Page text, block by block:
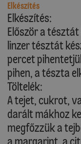
Elkészítés
Elkészítés:
Először a
linzer tésztát
percet
pihen, a tészta
Töltelék:
A tejet, cukrot,
darált mákhoz
megfőzzük a